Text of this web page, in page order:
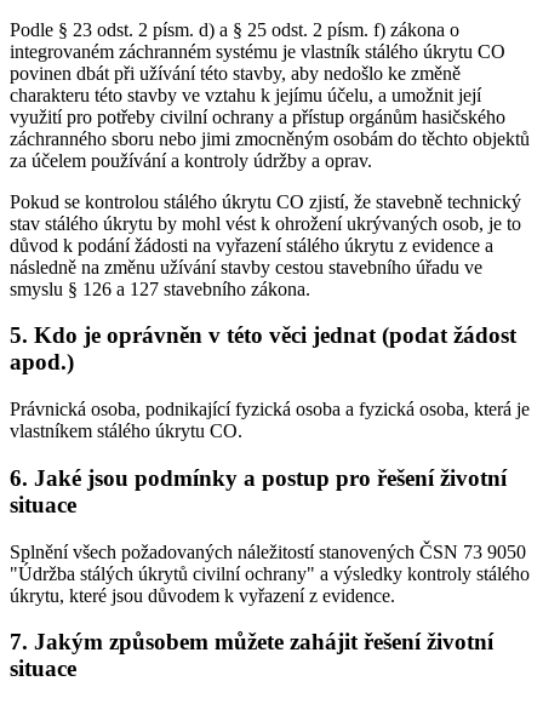
Podle § 23 odst. 2 písm. d) a § 25 odst. 2 písm. f) zákona o
integrovaném záchranném systému je vlastník stálého úkrytu CO
povinen dbát při užívání této stavby, aby nedošlo ke změně
charakteru této stavby ve vztahu k jejímu účelu, a umožnit její
využití pro potřeby civilní ochrany a přístup orgánům hasičského
záchranného sboru nebo jimi zmocněným osobám do těchto objektů
za účelem používání a kontroly údržby a oprav.
Pokud se kontrolou stálého úkrytu CO zjistí, že stavebně technický
stav stálého úkrytu by mohl vést k ohrožení ukrývaných osob, je to
důvod k podání žádosti na vyřazení stálého úkrytu z evidence a
následně na změnu užívání stavby cestou stavebního úřadu ve
smyslu § 126 a 127 stavebního zákona.
5. Kdo je oprávněn v této věci jednat (podat žádost
apod.)
Právnická osoba, podnikající fyzická osoba a fyzická osoba, která je
vlastníkem stálého úkrytu CO.
6. Jaké jsou podmínky a postup pro řešení životní
situace
Splnění všech požadovaných náležitostí stanovených ČSN 73 9050
"Údržba stálých úkrytů civilní ochrany" a výsledky kontroly stálého
úkrytu, které jsou důvodem k vyřazení z evidence.
7. Jakým způsobem můžete zahájit řešení životní
situace